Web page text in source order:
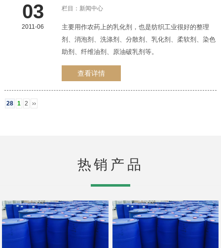
03
2011-06
栏目： 新闻中心
主要用作农药上的乳化剂，也是纺织工业很好的整理
剂、消泡剂、洗涤剂、分散剂、乳化剂、柔软剂、染色
助剂、纤维油剂、原油破乳剂等。
查看详情
28 1 2 ››
热销产品